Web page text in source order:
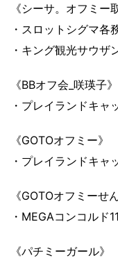
《シーサ。オフミー
・スロットシグマ各
・キング観光サウザ
《BBオフ会_咲瑛子》
・プレイランドキャ
《GOTOオフミー》
・プレイランドキャ
《GOTOオフミーせ
・MEGAコンコルド
《パチミーガール》